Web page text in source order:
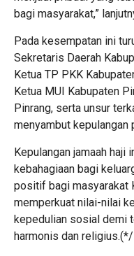
bagi masyarakat,”
Pada kesempatan ini
Sekretaris Daerah
Ketua TP PKK
Ketua MUI Kabupaten
Pinrang, serta unsur
menyambut kepulangan
Kepulangan jamaah haji
kebahagiaan bagi
positif bagi masyarakat
memperkuat nilai-nilai
kepedulian sosial demi
harmonis dan